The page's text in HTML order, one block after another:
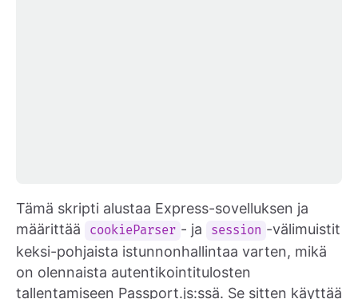
Tämä skripti alustaa Express-sovelluksen ja
määrittää
cookieParser - ja session -välimuistit
keksi-pohjaista istunnonhallintaa varten, mikä
on olennaista autentikointitulosten
tallentamiseen Passport.js:ssä. Se sitten käyttää